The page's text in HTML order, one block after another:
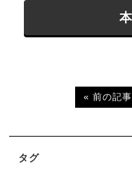
« 前の記
タグ